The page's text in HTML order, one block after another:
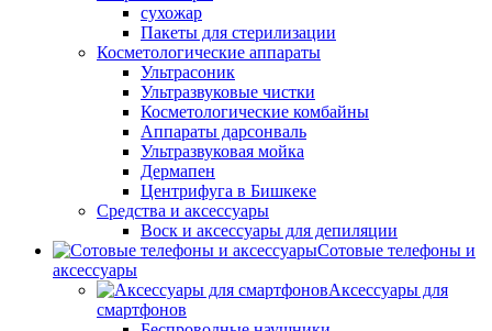
сухожар
Пакеты для стерилизации
Косметологические аппараты
Ультрасоник
Ультразвуковые чистки
Косметологические комбайны
Аппараты дарсонваль
Ультразвуковая мойка
Дермапен
Центрифуга в Бишкеке
Средства и аксессуары
Воск и аксессуары для депиляции
Сотовые телефоны и
аксессуары
Аксессуары для
смартфонов